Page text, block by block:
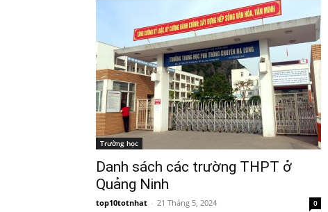
Trường học
Danh sách các trường THPT ở
Quảng Ninh
top10totnhat - 21 Tháng 5, 2024 0